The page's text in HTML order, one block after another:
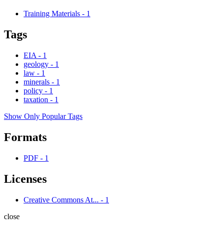
Training Materials - 1
Tags
EIA - 1
geology - 1
law - 1
minerals - 1
policy - 1
taxation - 1
Show Only Popular Tags
Formats
PDF - 1
Licenses
Creative Commons At... - 1
close